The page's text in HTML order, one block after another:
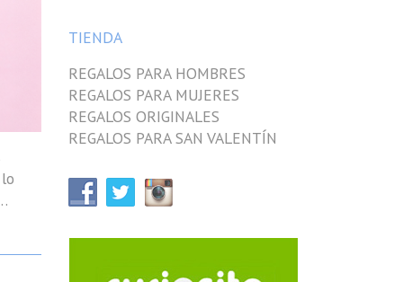
TIENDA
REGALOS PARA HOMBRES
REGALOS PARA MUJERES
REGALOS ORIGINALES
REGALOS PARA SAN VALENTÍN